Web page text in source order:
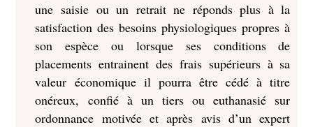
une saisie ou un retrait ne réponds plus à la
satisfaction des besoins physiologiques propres à
son espèce ou lorsque ses conditions de
placements entrainent des frais supérieurs à sa
valeur économique il pourra être cédé à titre
onéreux, confié à un tiers ou euthanasié sur
ordonnance motivée et après avis d’un expert